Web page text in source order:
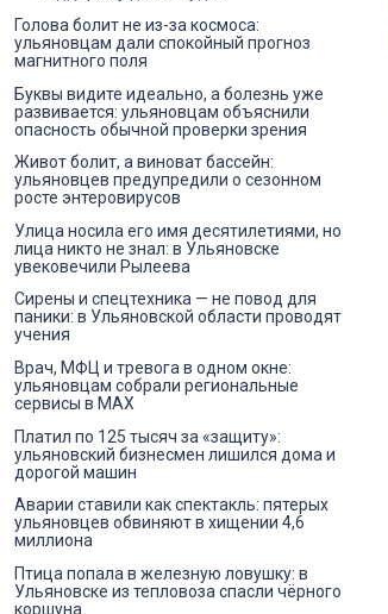
Голова болит не из-за космоса:
ульяновцам дали спокойный прогноз
магнитного поля
Буквы видите идеально, а болезнь уже
развивается: ульяновцам объяснили
опасность обычной проверки зрения
Живот болит, а виноват бассейн:
ульяновцев предупредили о сезонном
росте энтеровирусов
Улица носила его имя десятилетиями, но
лица никто не знал: в Ульяновске
увековечили Рылеева
Сирены и спецтехника — не повод для
паники: в Ульяновской области проводят
учения
Врач, МФЦ и тревога в одном окне:
ульяновцам собрали региональные
сервисы в MAX
Платил по 125 тысяч за «защиту»:
ульяновский бизнесмен лишился дома и
дорогой машин
Аварии ставили как спектакль: пятерых
ульяновцев обвиняют в хищении 4,6
миллиона
Птица попала в железную ловушку: в
Ульяновске из тепловоза спасли чёрного
коршуна